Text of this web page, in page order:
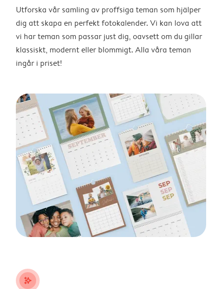
Utforska vår samling av proffsiga teman som hjälper
dig att skapa en perfekt fotokalender. Vi kan lova att
vi har teman som passar just dig, oavsett om du gillar
klassiskt, modernt eller blommigt. Alla våra teman
ingår i priset!
stars_plus